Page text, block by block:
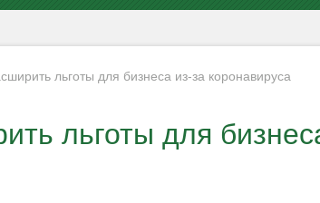
льготы для бизнеса из-за коронавируса
льготы для